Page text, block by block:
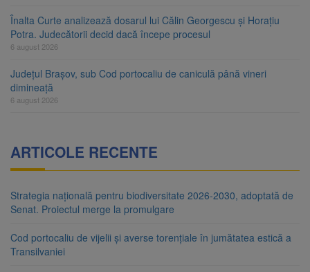
Înalta Curte analizează dosarul lui Călin Georgescu și Horațiu
Potra. Judecătorii decid dacă începe procesul
6 august 2026
Județul Brașov, sub Cod portocaliu de caniculă până vineri
dimineață
6 august 2026
ARTICOLE RECENTE
Strategia națională pentru biodiversitate 2026-2030, adoptată de
Senat. Proiectul merge la promulgare
Cod portocaliu de vijelii și averse torențiale în jumătatea estică a
Transilvaniei